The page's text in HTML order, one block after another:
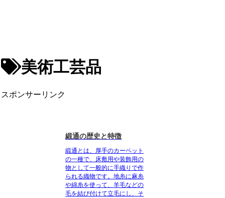
美術工芸品
スポンサーリンク
緞通の歴史と特徴
緞通とは、厚手のカーペット
の一種で、床敷用や装飾用の
物として一般的に手織りで作
られる織物です。 地糸に麻糸
や綿糸を使って、羊毛などの
毛を結び付けて立毛にし、そ